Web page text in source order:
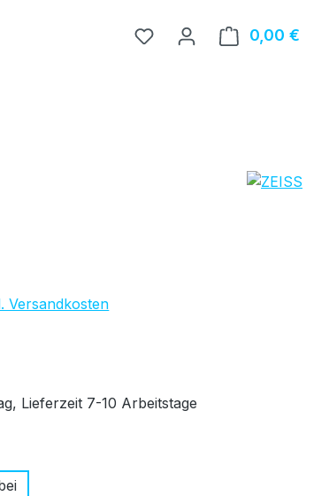
0,00 €
Versandkosten
Lieferzeit 7-10 Arbeitstage